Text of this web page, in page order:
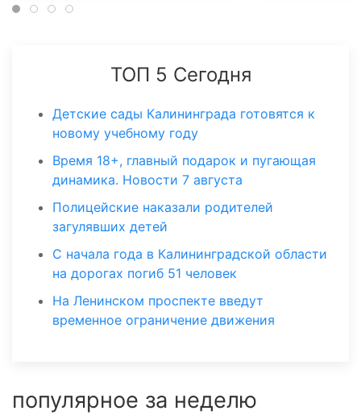
ТОП 5 Сегодня
Детские сады Калининграда готовятся к
новому учебному году
Время 18+, главный подарок и пугающая
динамика. Новости 7 августа
Полицейские наказали родителей
загулявших детей
С начала года в Калининградской области
на дорогах погиб 51 человек
На Ленинском проспекте введут
временное ограничение движения
популярное за неделю